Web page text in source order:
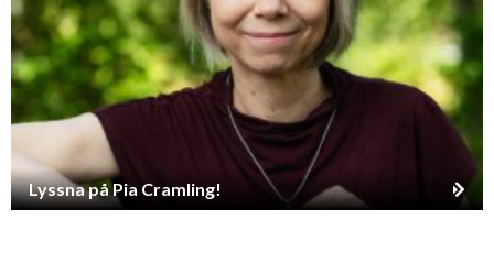
Lyssna på Pia Cramling!